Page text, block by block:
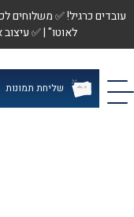
לאוטו" | ✅
שליחת תמונות